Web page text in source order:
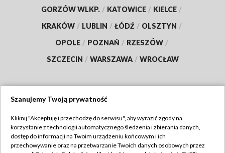
GORZÓW WLKP. / KATOWICE / KIELCE /
KRAKÓW / LUBLIN / ŁÓDŹ / OLSZTYN /
OPOLE / POZNAŃ / RZESZÓW /
SZCZECIN / WARSZAWA / WROCŁAW
TVP
Abonament TVP
Regulamin TVP
Szanujemy Twoją prywatność
Kliknij "Akceptuję i przechodzę do serwisu", aby wyrazić zgody na
korzystanie z technologii automatycznego śledzenia i zbierania danych,
dostęp do informacji na Twoim urządzeniu końcowym i ich
przechowywanie oraz na przetwarzanie Twoich danych osobowych przez